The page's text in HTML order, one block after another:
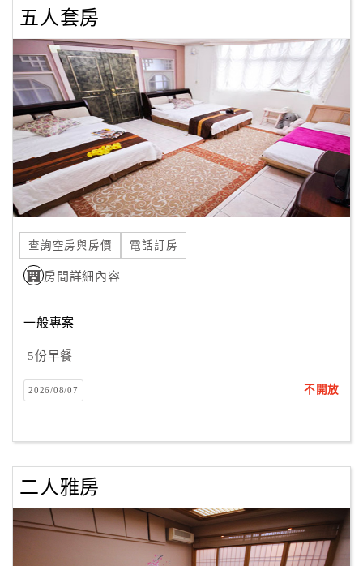
旅
卡
房
請
款
收
據
合
作
提
案
店
作
商
合
作
五人套房
查詢空房與房價 電話訂房
房間詳細內容
一般專案
5份早餐
2026/08/07 不開放
二人雅房